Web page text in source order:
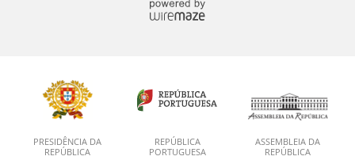
PRESIDÊNCIA DA
REPÚBLICA
REPÚBLICA
PORTUGUESA
ASSEMBLEIA DA
REPÚBLICA